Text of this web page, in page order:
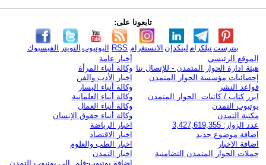
تابعونا على:
الفيسبوك التويتر اليوتيوب RSS الانستغرام لينكدإن تيلكرامبنترست
الموقع الرئيسي
هيئة ادارة الحوار المتمدن - للإتصال بنا
إحصائيات مؤسسة الحوار المتمدن
قواعد النشر
ابرز كتاب / كاتبات الحوار المتمدن
يوتيوب التمدن
مكتبة التمدن
عدد الزوار: 3,427,619,355
اضافة موضوع جديد
اضافة الاخبار
حملات الحوار المتمدن التضامنية
أخبار عامة
وكالة أنباء المرأة
اخبار الأدب والفن
وكالة أنباء اليسار
وكالة أنباء العلمانية
وكالة أنباء العمال
وكالة أنباء حقوق الإنسان
اخبار الرياضة
اخبار الاقتصاد
اخبار الطب والعلوم
اخبار التمدن
إضافة يوتيوب-فلم إلى يوتيوب التمدن